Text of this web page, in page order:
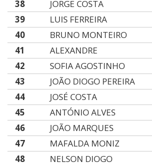
38
JORGE COSTA
39
LUIS FERREIRA
40
BRUNO MONTEIRO
41
ALEXANDRE
42
SOFIA AGOSTINHO
43
JOÃO DIOGO PEREIRA
44
JOSÉ COSTA
45
ANTÓNIO ALVES
46
JOÃO MARQUES
47
MAFALDA MONIZ
48
NELSON DIOGO